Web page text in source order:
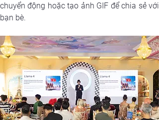
chuyển động hoặc tạo ảnh GIF để chia sẻ với
bạn bè.